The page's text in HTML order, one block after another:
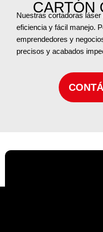
CARTÓN
Nuestras cortadoras
eficiencia y fácil manejo.
emprendedores y
precisos y acabados